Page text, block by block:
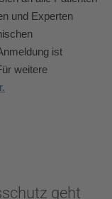
und Experten
ist
weitere
geht